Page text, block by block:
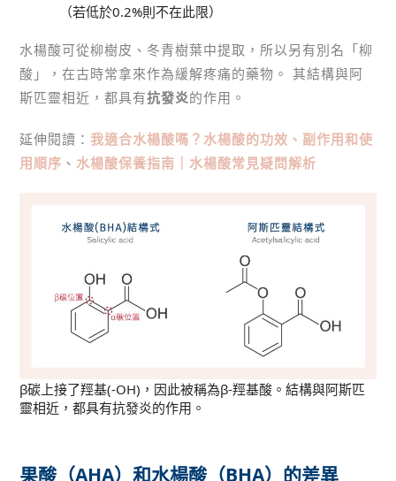
（若低於0.2%則不在此限）
水楊酸可從柳樹皮、冬青樹葉中提取，所以另有別名「柳
酸」，在古時常拿來作為緩解疼痛的藥物。 其結構與阿
斯匹靈相近，都具有抗發炎的作用。
延伸閱讀：我適合水楊酸嗎？水楊酸的功效、副作用和使
用順序 、 水楊酸保養指南｜水楊酸常見疑問解析
β碳上接了羥基(-OH)，因此被稱為β-羥基酸。結構與阿斯匹
靈相近，都具有抗發炎的作用。
果酸（AHA）和水楊酸（BHA）的差異